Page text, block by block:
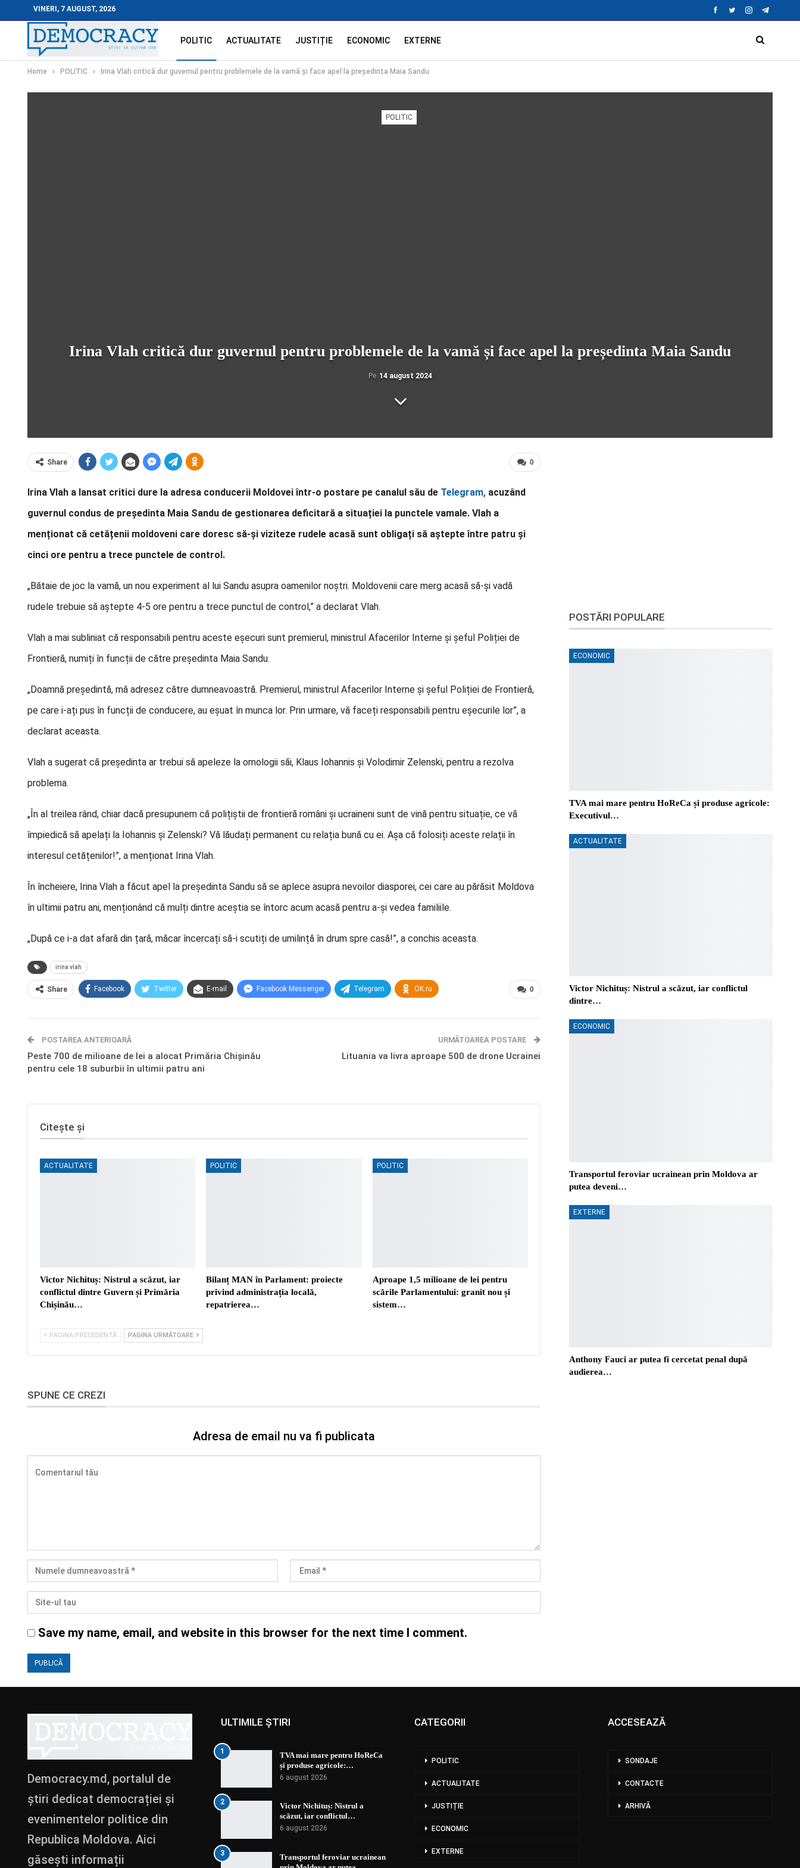
VINERI, 7 AUGUST, 2026
POLITIC ACTUALITATE JUSTIȚIE ECONOMIC EXTERNE
Home POLITIC Irina Vlah critică dur guvernul pentru problemele de la vamă și face apel la președinta Maia Sandu
POLITIC
Irina Vlah critică dur guvernul pentru problemele de la vamă și face apel la președinta Maia Sandu
Pe 14 august 2024
0
Share
Irina Vlah a lansat critici dure la adresa conducerii Moldovei într-o postare pe canalul său de Telegram, acuzând
guvernul condus de președinta Maia Sandu de gestionarea deficitară a situației la punctele vamale. Vlah a
menționat că cetățenii moldoveni care doresc să-și viziteze rudele acasă sunt obligați să aștepte între patru și
cinci ore pentru a trece punctele de control.
„Bătaie de joc la vamă, un nou experiment al lui Sandu asupra oamenilor noștri. Moldovenii care merg acasă să-și vadă
rudele trebuie să aștepte 4-5 ore pentru a trece punctul de control,” a declarat Vlah.
Vlah a mai subliniat că responsabili pentru aceste eșecuri sunt premierul, ministrul Afacerilor Interne și șeful Poliției de
Frontieră, numiți în funcții de către președinta Maia Sandu.
„Doamnă președintă, mă adresez către dumneavoastră. Premierul, ministrul Afacerilor Interne și șeful Poliției de Frontieră,
pe care i-ați pus în funcții de conducere, au eșuat în munca lor. Prin urmare, vă faceți responsabili pentru eșecurile lor”, a
declarat aceasta.
Vlah a sugerat că președinta ar trebui să apeleze la omologii săi, Klaus Iohannis și Volodimir Zelenski, pentru a rezolva
problema.
„În al treilea rând, chiar dacă presupunem că polițiștii de frontieră români și ucraineni sunt de vină pentru situație, ce vă
împiedică să apelați la Iohannis și Zelenski? Vă lăudați permanent cu relația bună cu ei. Așa că folosiți aceste relații în
interesul cetățenilor!”, a menționat Irina Vlah.
În încheiere, Irina Vlah a făcut apel la președinta Sandu să se aplece asupra nevoilor diasporei, cei care au părăsit Moldova
în ultimii patru ani, menționând că mulți dintre aceștia se întorc acum acasă pentru a-și vedea familiile.
„După ce i-a dat afară din țară, măcar încercați să-i scutiți de umilință în drum spre casă!”, a conchis aceasta.
irina vlah
0
Share Facebook Twitter E-mail Facebook Messenger Telegram OK.ru
POSTAREA ANTERIOARĂ
Peste 700 de milioane de lei a alocat Primăria Chișinău
pentru cele 18 suburbii în ultimii patru ani
URMĂTOAREA POSTARE
Lituania va livra aproape 500 de drone Ucrainei
Citește și
ACTUALITATE
Victor Nichituș: Nistrul a scăzut, iar
conflictul dintre Guvern și Primăria
Chișinău…
POLITIC
Bilanț MAN în Parlament: proiecte
privind administrația locală,
repatrierea…
POLITIC
Aproape 1,5 milioane de lei pentru
scările Parlamentului: granit nou și
sistem…
PAGINA PRECEDENTĂ PAGINA URMĂTOARE
SPUNE CE CREZI
Adresa de email nu va fi publicata
Save my name, email, and website in this browser for the next time I comment.
POSTĂRI POPULARE
ECONOMIC
TVA mai mare pentru HoReCa și produse agricole:
Executivul…
ACTUALITATE
Victor Nichituș: Nistrul a scăzut, iar conflictul
dintre…
ECONOMIC
Transportul feroviar ucrainean prin Moldova ar
putea deveni…
EXTERNE
Anthony Fauci ar putea fi cercetat penal după
audierea…
Democracy.md, portalul de
știri dedicat democrației și
evenimentelor politice din
Republica Moldova. Aici
găsești informații
ULTIMILE ȘTIRI
1
TVA mai mare pentru HoReCa
și produse agricole:…
6 august 2026
2
Victor Nichituș: Nistrul a
scăzut, iar conflictul…
6 august 2026
3
Transportul feroviar ucrainean
CATEGORII
POLITIC
ACTUALITATE
JUSTIȚIE
ECONOMIC
EXTERNE
ACCESEAZĂ
SONDAJE
CONTACTE
ARHIVĂ